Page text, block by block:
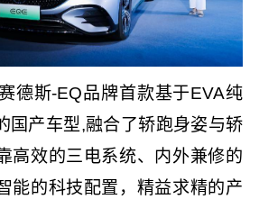
德斯-EQ品牌首款基于EVA纯
国产车型,融合了轿跑身姿与轿
高效的三电系统、内外兼修的
能的科技配置，精益求精的产